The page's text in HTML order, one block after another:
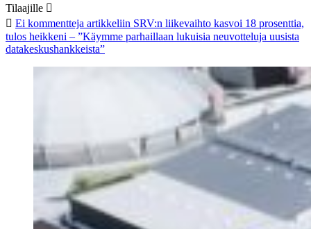
Tilaajille
Ei kommentteja artikkeliin SRV:n liikevaihto kasvoi 18 prosenttia,
tulos heikkeni – ”Käymme parhaillaan lukuisia neuvotteluja uusista
datakeskushankkeista”